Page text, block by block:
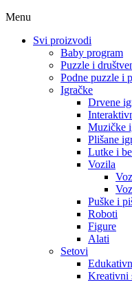
Menu
Svi proizvodi
Baby program
Puzzle i
Podne puzzle i
Igračke
Drvene
Muzičke
Plišane
Lutke i
Vozila
Puške i
Roboti
Figure
Alati
Setovi
Kreativni